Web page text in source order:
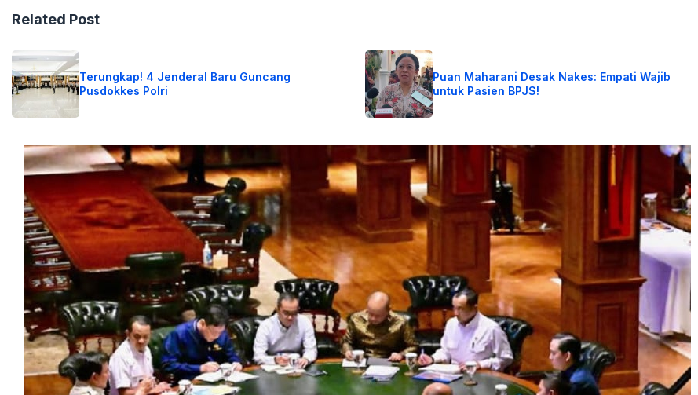
Related Post
Terungkap! 4 Jenderal Baru Guncang
Pusdokkes Polri
Puan Maharani Desak Nakes: Empati Wajib
untuk Pasien BPJS!